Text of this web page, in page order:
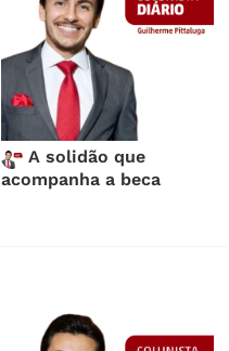
A solidão que
acompanha a beca